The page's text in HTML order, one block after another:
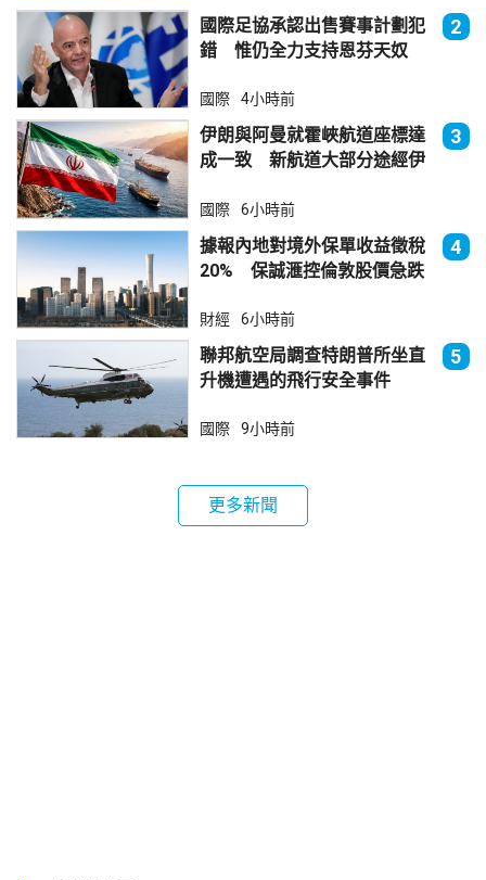
國際足協承認出售賽事計劃犯
錯 惟仍全力支持恩芬天奴
2
國際 4小時前
伊朗與阿曼就霍峽航道座標達
成一致 新航道大部分途經伊
3
國際 6小時前
據報內地對境外保單收益徵稅
20% 保誠滙控倫敦股價急跌
4
財經 6小時前
聯邦航空局調查特朗普所坐直
升機遭遇的飛行安全事件
5
國際 9小時前
更多新聞